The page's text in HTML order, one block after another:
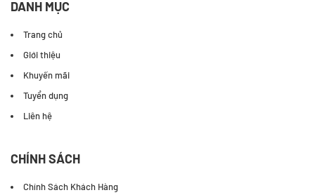
DANH MỤC
Trang chủ
Giới thiệu
Khuyến mãi
Tuyển dụng
Liên hệ
CHÍNH SÁCH
Chính Sách Khách Hàng